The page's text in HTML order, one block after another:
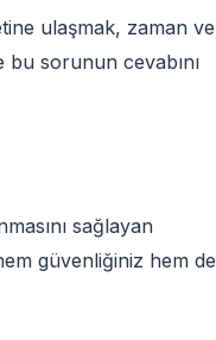
ulaşmak, zaman ve
bu sorunun cevabını
sağlayan
güvenliğiniz hem de